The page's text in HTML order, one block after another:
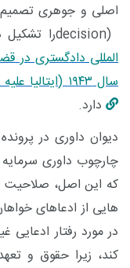
اصلی و جوهری
decision)را
المللی دادگستری در
سال۱۹۴۳ ( ایتالیا
دارد.
دیوان داوری در
چارچوب داوری
که این اصل، صلاحیت
هایی از ادعاهای
در مورد رفتار ادعایی
کند، زیرا حقوق و